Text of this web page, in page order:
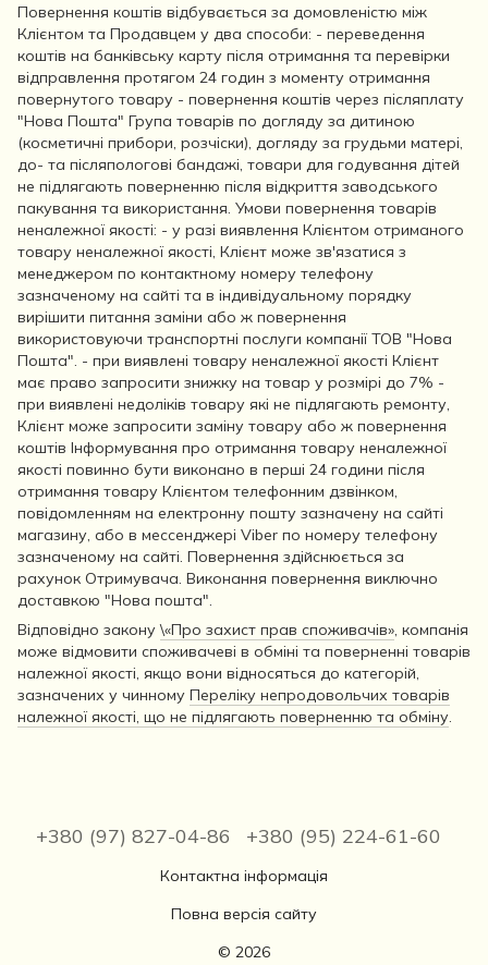
Повернення коштів відбувається за домовленістю між
Клієнтом та Продавцем у два способи: - переведення
коштів на банківську карту після отримання та перевірки
відправлення протягом 24 годин з моменту отримання
повернутого товару - повернення коштів через післяплату
"Нова Пошта" Група товарів по догляду за дитиною
(косметичні прибори, розчіски), догляду за грудьми матері,
до- та післяпологові бандажі, товари для годування дітей
не підлягають поверненню після відкриття заводського
пакування та використання. Умови повернення товарів
неналежної якості: - у разі виявлення Клієнтом отриманого
товару неналежної якості, Клієнт може зв'язатися з
менеджером по контактному номеру телефону
зазначеному на сайті та в індивідуальному порядку
вирішити питання заміни або ж повернення
використовуючи транспортні послуги компанії ТОВ "Нова
Пошта". - при виявлені товару неналежної якості Клієнт
має право запросити знижку на товар у розмірі до 7% -
при виявлені недоліків товару які не підлягають ремонту,
Клієнт може запросити заміну товару або ж повернення
коштів Інформування про отримання товару неналежної
якості повинно бути виконано в перші 24 години після
отримання товару Клієнтом телефонним дзвінком,
повідомленням на електронну пошту зазначену на сайті
магазину, або в мессенджері Viber по номеру телефону
зазначеному на сайті. Повернення здійснюється за
рахунок Отримувача. Виконання повернення виключно
доставкою "Нова пошта".
Відповідно закону\«Про захист прав споживачів», компанія
може відмовити споживачеві в обміні та поверненні товарів
належної якості, якщо вони відносяться до категорій,
зазначених у чинному Переліку непродовольчих товарів
належної якості, що не підлягають поверненню та обміну.
+380 (97) 827-04-86 +380 (95) 224-61-60
Контактна інформація
Повна версія сайту
© 2026